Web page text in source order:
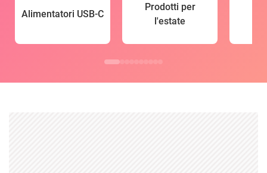
Alimentatori USB-C
Prodotti per
l'estate